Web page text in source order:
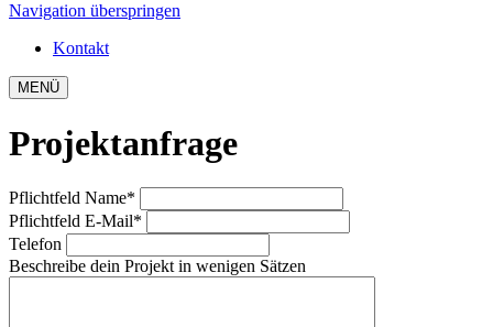
Navigation überspringen
Kontakt
MENÜ
Projektanfrage
Pflichtfeld Name*
Pflichtfeld E-Mail*
Telefon
Beschreibe dein Projekt in wenigen Sätzen